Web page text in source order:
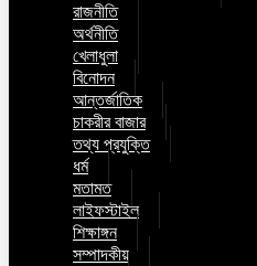
রাজনীতি
অর্থনীতি
খেলাধুলা
বিনোদন
আন্তর্জাতিক
চাকরীর বাজার
তথ্য প্রযুক্তি
ধর্ম
মতামত
লাইফস্টাইল
শিক্ষাঙ্গন
সম্পাদকীয়